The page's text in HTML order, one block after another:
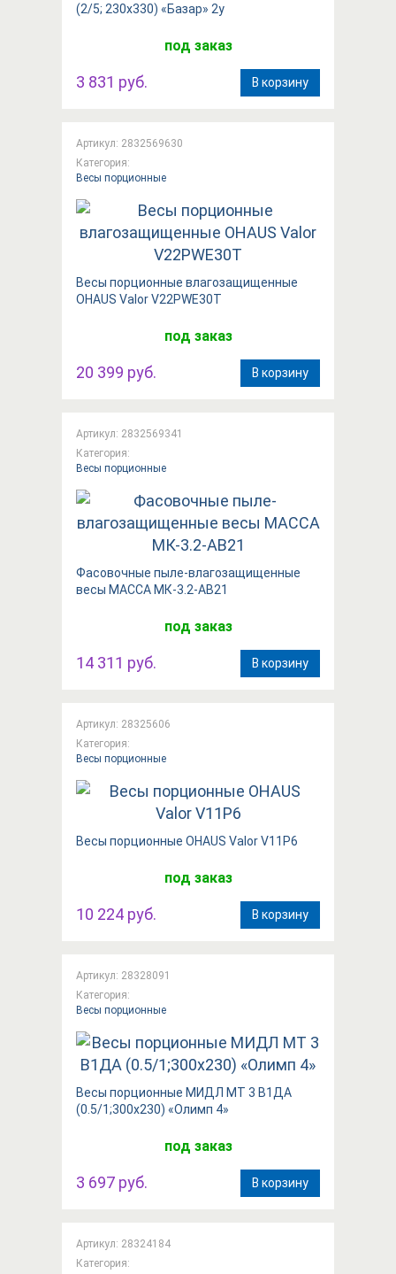
(2/5; 230x330) «Базар» 2у
под заказ
3 831 руб. В корзину
Артикул: 2832569630
Категория:
Весы порционные
Весы порционные влагозащищенные
OHAUS Valor V22PWE30T
под заказ
20 399 руб. В корзину
Артикул: 2832569341
Категория:
Весы порционные
Фасовочные пыле-влагозащищенные
весы МАССА МК-3.2-АВ21
под заказ
14 311 руб. В корзину
Артикул: 28325606
Категория:
Весы порционные
Весы порционные OHAUS Valor V11P6
под заказ
10 224 руб. В корзину
Артикул: 28328091
Категория:
Весы порционные
Весы порционные МИДЛ МТ 3 В1ДА
(0.5/1;300х230) «Олимп 4»
под заказ
3 697 руб. В корзину
Артикул: 28324184
Категория: